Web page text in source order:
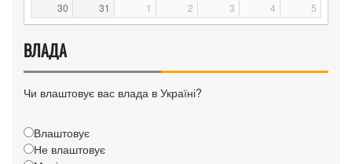
30
31 1 2 3 4 5
ВЛАДА
Чи влаштовує вас влада в Україні?
Влаштовує
Не влаштовує